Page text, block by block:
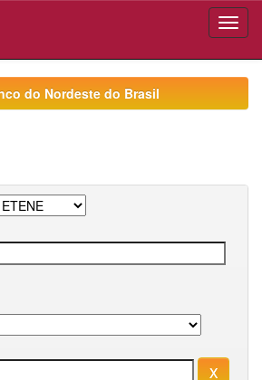
do Nordeste do Brasil